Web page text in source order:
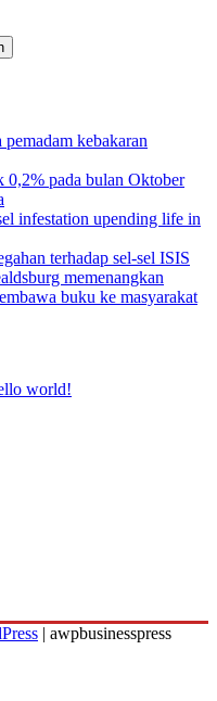
kebakaran
0,2% pada bulan Oktober
infestation upending life in
terhadap sel-sel ISIS
memenangkan
buku ke masyarakat
world!
| awpbusinesspress